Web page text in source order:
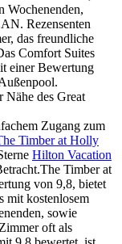
Wochenenden,
Rezensenten
das freundliche
Comfort Suites
einer Bewertung
Nähe des Great
Zugang zum
Timber at Holly
Hilton Vacation
Timber at
von 9,8, bietet
mit kostenlosem
sowie
oft als